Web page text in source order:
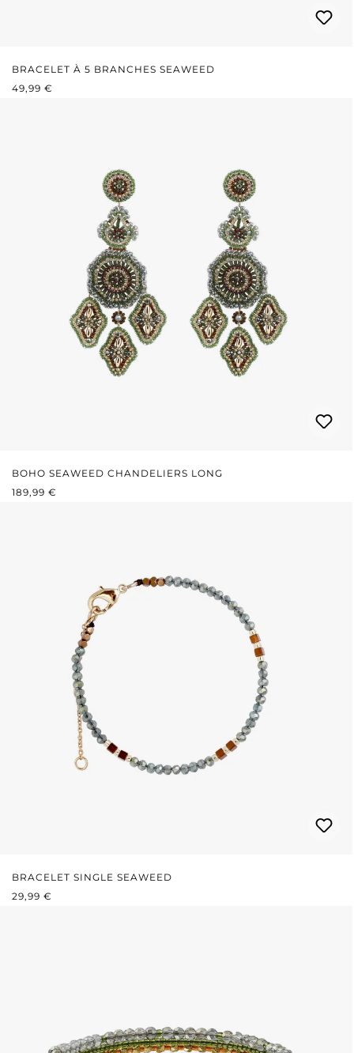
BRACELET À 5 BRANCHES SEAWEED
PRIX RÉGULIER :
49,99 €
BOHO SEAWEED CHANDELIERS LONG
PRIX RÉGULIER :
189,99 €
BRACELET SINGLE SEAWEED
PRIX RÉGULIER :
29,99 €